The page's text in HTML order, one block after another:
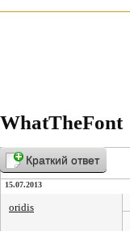
WhatTheFont
Краткий ответ
15.07.2013
oridis